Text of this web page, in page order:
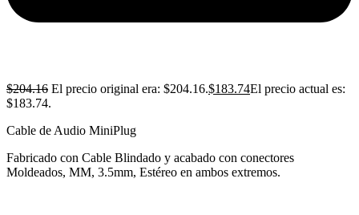
$204.16 El precio original era: $204.16.$183.74El precio actual es:
$183.74.
Cable de Audio MiniPlug
Fabricado con Cable Blindado y acabado con conectores
Moldeados, MM, 3.5mm, Estéreo en ambos extremos.